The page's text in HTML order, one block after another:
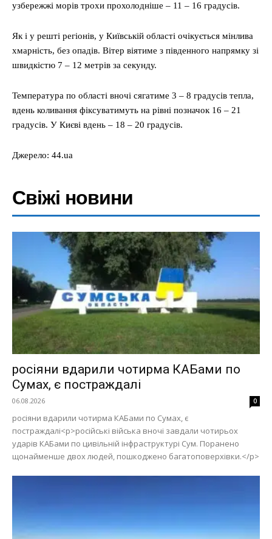
узбережжі морів трохи прохолодніше – 11 – 16 градусів.
Як і у решті регіонів, у Київській області очікується мінлива
хмарність, без опадів. Вітер віятиме з південного напрямку зі
швидкістю 7 – 12 метрів за секунду.
Температура по області вночі сягатиме 3 – 8 градусів тепла,
вдень коливання фіксуватимуть на рівні позначок 16 – 21
градусів. У Києві вдень – 18 – 20 градусів.
Джерело: 44.ua
Свіжі новини
росіяни вдарили чотирма КАБами по
Сумах, є постраждалі
06.08.2026 0
росіяни вдарили чотирма КАБами по Сумах, є
постраждалі<p>російські війська вночі завдали чотирьох
ударів КАБами по цивільній інфраструктурі Сум. Поранено
щонайменше двох людей, пошкоджено багатоповерхівки.</p>